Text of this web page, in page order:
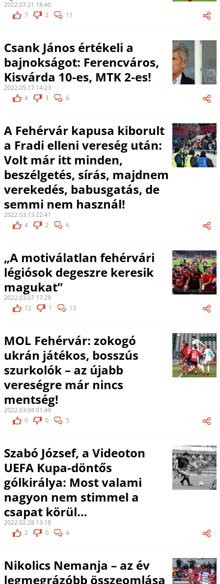
2022.07.21 18:40
7
2 11
Csank János értékeli a
bajnokságot: Ferencváros,
Kisvárda 10-es, MTK 2-es!
2022.05.17 14:23
4
3 6
A Fehérvár kapusa kiborult
a Fradi elleni vereség után:
Volt már itt minden,
beszélgetés, sírás, majdnem
verekedés, babusgatás, de
semmi nem használ!
2022.03.13 22:41
4
2 6
„A motiválatlan fehérvári
légiósok degeszre keresik
magukat”
2022.03.07 17:29
12
1 13
MOL Fehérvár: zokogó
ukrán játékos, bosszús
szurkolók – az újabb
vereségre már nincs
mentség!
2022.03.04 01:49
0
0 5
Szabó József, a Videoton
UEFA Kupa-döntős
gólkirálya: Most valami
nagyon nem stimmel a
csapat körül…
2022.02.28 13:18
2
0 4
Nikolics Nemanja – az év
legmegrázóbb összeomlása